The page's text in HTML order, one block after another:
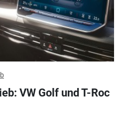
VW Golf und T-Roc